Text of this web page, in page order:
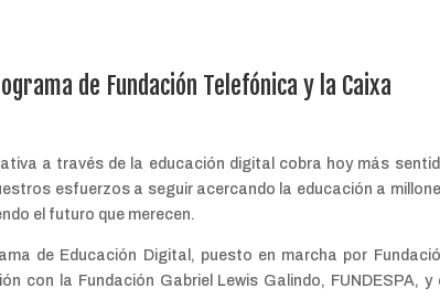
de Fundación Telefónica y la Caixa
a través de la educación digital cobra hoy más
esfuerzos a seguir acercando la educación a
el futuro que merecen.
de Educación Digital, puesto en marcha por
con la Fundación Gabriel Lewis Galindo, FUNDESPA, y